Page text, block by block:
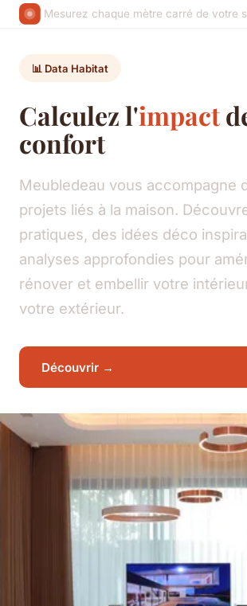
Mesurez chaque mètre carré de votre
📊 Data Habitat
Calculez l'impact
confort
Meubledeau vous accompagne
projets liés à la maison.
pratiques, des idées déco
analyses approfondies pour
rénover et embellir votre
votre extérieur.
Découvrir →